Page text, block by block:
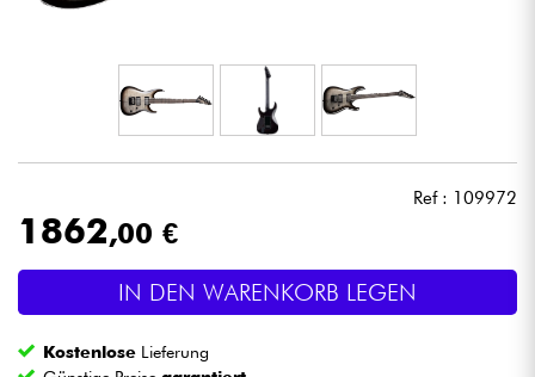
Mikros
Live-Sound
Licht
Drums
Ref : 109972
1862,00 €
IN DEN WARENKORB LEGEN
Kostenlose Lieferung